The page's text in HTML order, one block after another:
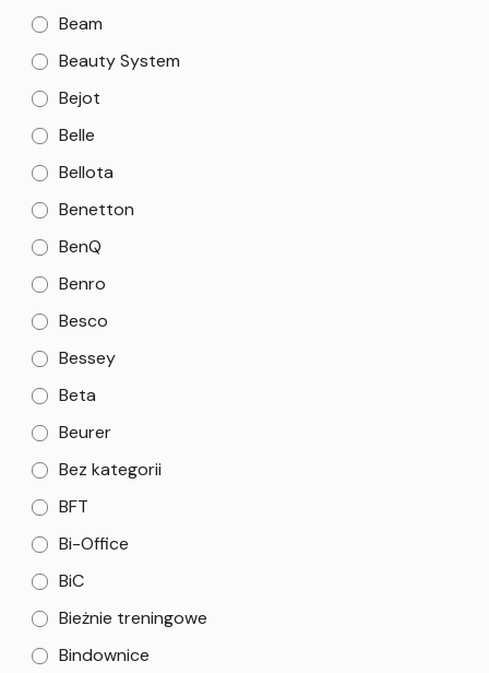
Beam
Beauty System
Bejot
Belle
Bellota
Benetton
BenQ
Benro
Besco
Bessey
Beta
Beurer
Bez kategorii
BFT
Bi-Office
BiC
Bieżnie treningowe
Bindownice